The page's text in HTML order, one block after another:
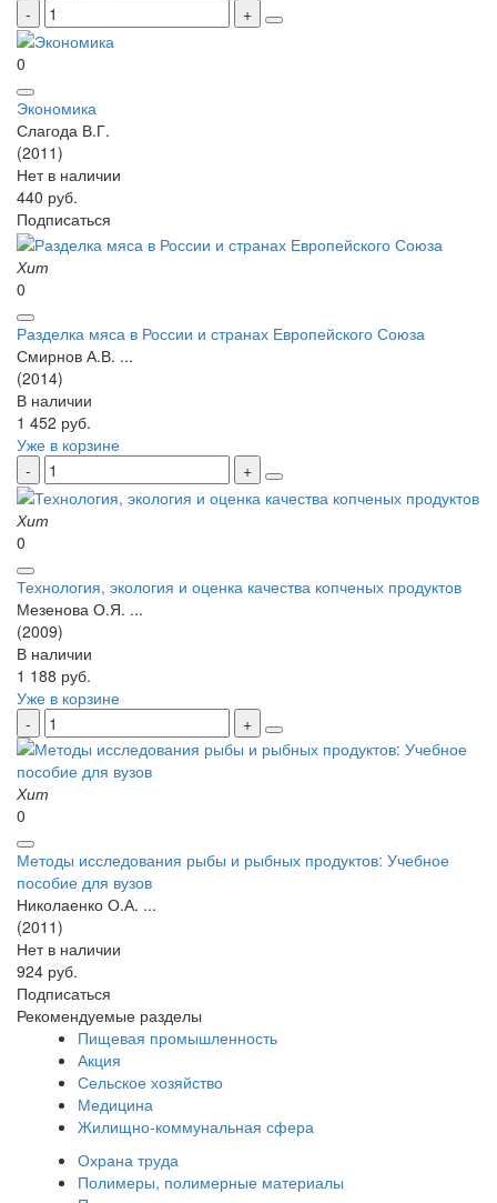
0
Экономика
Слагода В.Г.
(2011)
Нет в наличии
440 руб.
Подписаться
Хит
0
Разделка мяса в России и странах Европейского Союза
Смирнов А.В. ...
(2014)
В наличии
1 452 руб.
Уже в корзине
Хит
0
Технология, экология и оценка качества копченых продуктов
Мезенова О.Я. ...
(2009)
В наличии
1 188 руб.
Уже в корзине
Хит
0
Методы исследования рыбы и рыбных продуктов: Учебное
пособие для вузов
Николаенко О.А. ...
(2011)
Нет в наличии
924 руб.
Подписаться
Рекомендуемые разделы
Пищевая промышленность
Акция
Сельское хозяйство
Медицина
Жилищно-коммунальная сфера
Охрана труда
Полимеры, полимерные материалы